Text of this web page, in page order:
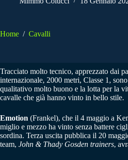
Home / Cavalli
Tracciato molto tecnico, apprezzato dai
internazionale, 2000 metri, Classe 1,
qualitativo molto buono e la lotta per la
cavalle che già hanno vinto in bello stile.
Emotion (Frankel), che il 4 maggio a
miglio e mezzo ha vinto senza battere
sordina. Terza uscita pubblica il 20
team, John & Thady Gosden trainers,